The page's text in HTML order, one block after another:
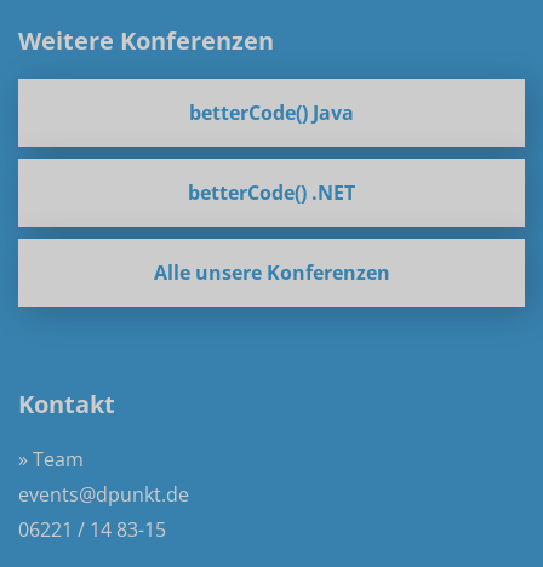
Weitere Konferenzen
betterCode() Java
betterCode() .NET
Alle unsere Konferenzen
Kontakt
» Team
events@dpunkt.de
06221 / 14 83-15